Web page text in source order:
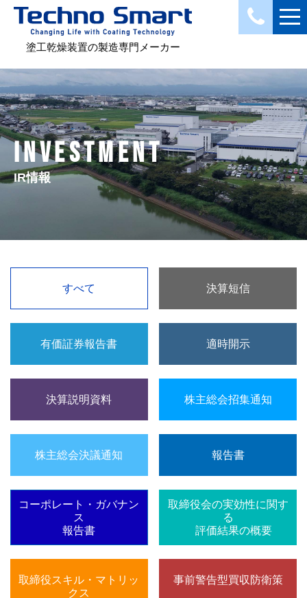
塗工乾燥装置の製造専門メーカー
INVESTMENT
IR情報
すべて 決算短信
有価証券報告書 適時開示
決算説明資料 株主総会招集通知
株主総会決議通知 報告書
コーポレート・ガバナン
ス
報告書
取締役会の実効性に関す
る
評価結果の概要
取締役スキル・マトリッ
クス
事前警告型買収防衛策